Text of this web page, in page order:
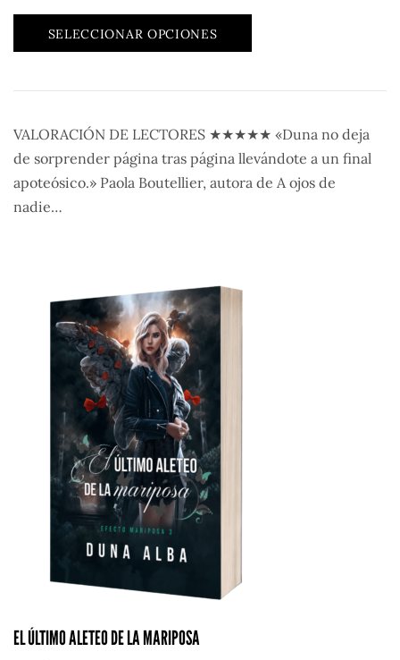
SELECCIONAR OPCIONES
VALORACIÓN DE LECTORES ★★★★★ «Duna no deja
de sorprender página tras página llevándote a un final
apoteósico.» Paola Boutellier, autora de A ojos de
nadie…
EL ÚLTIMO ALETEO DE LA MARIPOSA